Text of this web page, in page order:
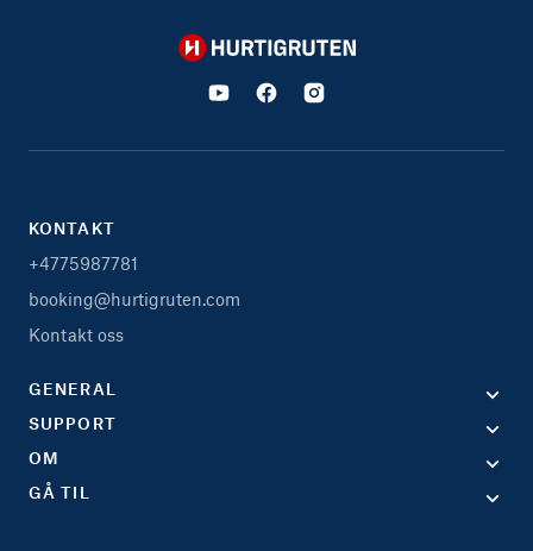
Hurtigruten
KONTAKT
+4775987781
booking@hurtigruten.com
Kontakt oss
GENERAL
SUPPORT
OM
GÅ TIL